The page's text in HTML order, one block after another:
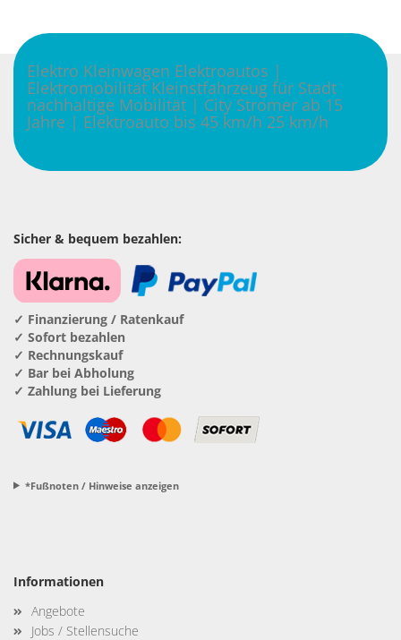
Elektro Kleinwagen Elektroautos |
Elektromobilität Kleinstfahrzeug für Stadt
nachhaltige Mobilität | City Stromer ab 15
Jahre | Elektroauto bis 45 km/h 25 km/h
Sicher & bequem bezahlen:
✓ Finanzierung / Ratenkauf
✓ Sofort bezahlen
✓ Rechnungskauf
✓ Bar bei Abholung
✓ Zahlung bei Lieferung
*Fußnoten / Hinweise anzeigen
Informationen
Angebote
Jobs / Stellensuche